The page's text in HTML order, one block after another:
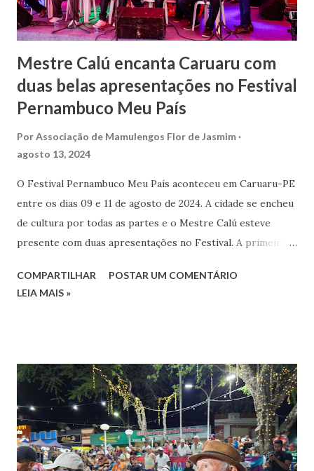
Atualmente, é um dos mestres em mamulengos de maior
idade e experiência...
Mestre Calú encanta Caruaru com
duas belas apresentações no Festival
Pernambuco Meu País
PorAssociação de Mamulengos Flor de Jasmim
agosto 13, 2024
O Festival Pernambuco Meu País aconteceu em Caruaru-PE
entre os dias 09 e 11 de agosto de 2024. A cidade se encheu
de cultura por todas as partes e o Mestre Calú esteve
presente com duas apresentações no Festival. A primeira
Praça da Criança. O Palco foi o País das Brincadeiras, que
apresentação foi no domingo, no Palco Conexões Urbanas,
instalado na Praça Giácomo Mastroianni, onde um público
de muitas pessoas acompanharam o espetáculo do Mestre
Calú e seu mamulengo. Não faltaram sorrisos, as crianças e
adultos ficaram em êxtase com as peripécias de Simão, com
COMPARTILHAR
POSTAR UM COMENTÁRIO
LEIA MAIS »